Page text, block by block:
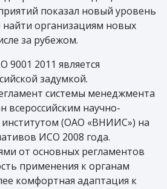
показал новый уровень
найти организациям новых
за рубежом.
9001 2011 является
задумкой.
системы менеджмента
всероссийским научно-
институтом (ОАО «ВНИИС») на
ИСО 2008 года.
от основных регламентов
применения к органам
комфортная адаптация к